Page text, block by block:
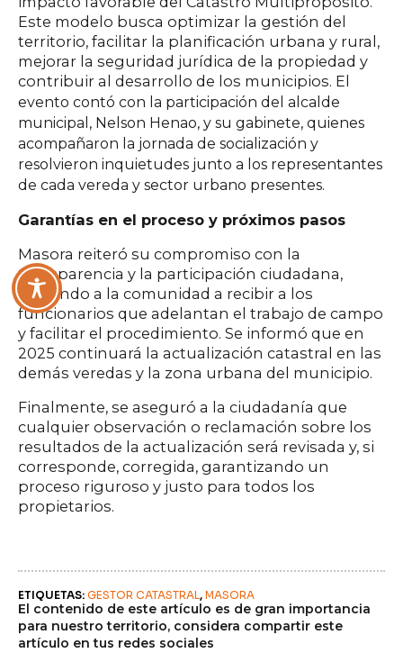
Este modelo busca optimizar la gestión del
territorio, facilitar la planificación urbana y rural,
mejorar la seguridad jurídica de la propiedad y
contribuir al desarrollo de los municipios. El
evento contó con la participación del alcalde
municipal, Nelson Henao, y su gabinete, quienes
acompañaron la jornada de socialización y
resolvieron inquietudes junto a los representantes
de cada vereda y sector urbano presentes.
Garantías en el proceso y próximos pasos
Masora reiteró su compromiso con la
transparencia y la participación ciudadana,
invitando a la comunidad a recibir a los
funcionarios que adelantan el trabajo de campo
y facilitar el procedimiento. Se informó que en
2025 continuará la actualización catastral en las
demás veredas y la zona urbana del municipio.
Finalmente, se aseguró a la ciudadanía que
cualquier observación o reclamación sobre los
resultados de la actualización será revisada y, si
corresponde, corregida, garantizando un
proceso riguroso y justo para todos los
propietarios.
ETIQUETAS: GESTOR CATASTRAL MASORA
El contenido de este artículo es de gran importancia
para nuestro territorio, considera compartir este
artículo en tus redes sociales